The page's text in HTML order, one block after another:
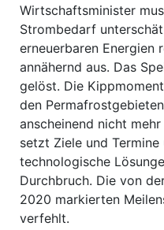
Wirtschaftsminister
Strombedarf
erneuerbaren Energien
annähernd aus. Das
gelöst. Die
den
anscheinend nicht
setzt Ziele und
technologische
Durchbruch. Die von
2020 markierten
verfehlt.